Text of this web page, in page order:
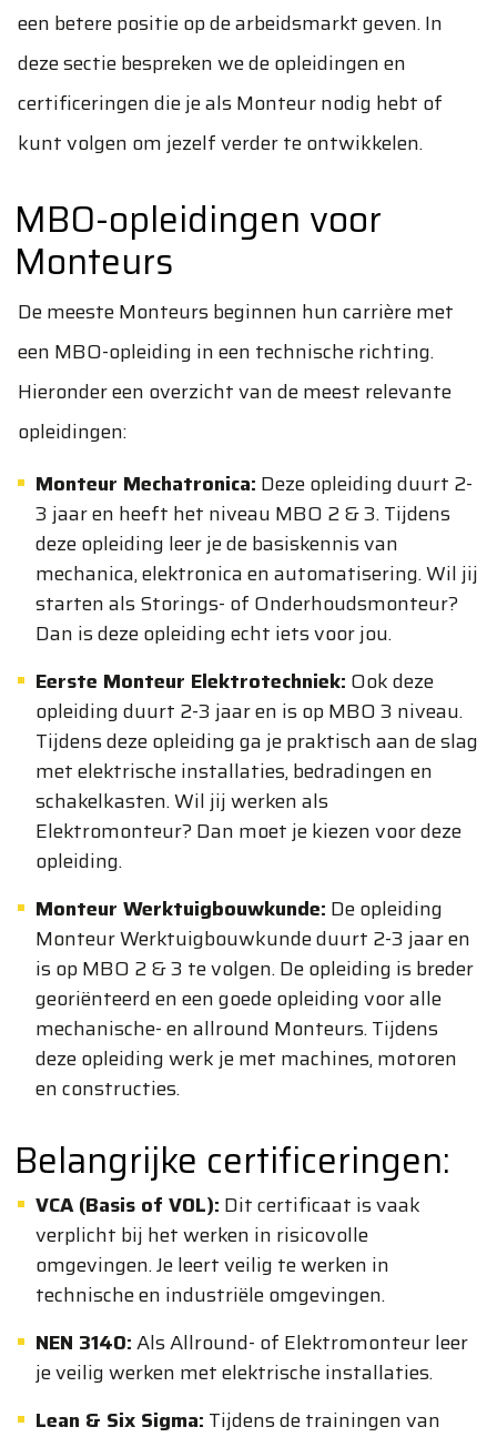
een betere positie op de arbeidsmarkt geven. In
deze sectie bespreken we de opleidingen en
certificeringen die je als Monteur nodig hebt of
kunt volgen om jezelf verder te ontwikkelen.
MBO-opleidingen voor
Monteurs
De meeste Monteurs beginnen hun carrière met
een MBO-opleiding in een technische richting.
Hieronder een overzicht van de meest relevante
opleidingen:
Monteur Mechatronica: Deze opleiding duurt 2-
3 jaar en heeft het niveau MBO 2 & 3. Tijdens
deze opleiding leer je de basiskennis van
mechanica, elektronica en automatisering. Wil jij
starten als Storings- of Onderhoudsmonteur?
Dan is deze opleiding echt iets voor jou.
Eerste Monteur Elektrotechniek: Ook deze
opleiding duurt 2-3 jaar en is op MBO 3 niveau.
Tijdens deze opleiding ga je praktisch aan de slag
met elektrische installaties, bedradingen en
schakelkasten. Wil jij werken als
Elektromonteur? Dan moet je kiezen voor deze
opleiding.
Monteur Werktuigbouwkunde: De opleiding
Monteur Werktuigbouwkunde duurt 2-3 jaar en
is op MBO 2 & 3 te volgen. De opleiding is breder
georiënteerd en een goede opleiding voor alle
mechanische- en allround Monteurs. Tijdens
deze opleiding werk je met machines, motoren
en constructies.
Belangrijke certificeringen:
VCA (Basis of VOL): Dit certificaat is vaak
verplicht bij het werken in risicovolle
omgevingen. Je leert veilig te werken in
technische en industriële omgevingen.
NEN 3140:Als Allround- of Elektromonteur leer
je veilig werken met elektrische installaties.
Lean & Six Sigma: Tijdens de trainingen van